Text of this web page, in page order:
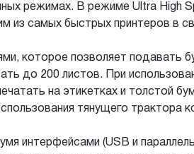
режимах. В режиме Ultra High
из самых быстрых принтеров в
которое позволяет подавать
до 200 листов. При
на этикетках и толстой
тянущего трактора
интерфейсами (USB и